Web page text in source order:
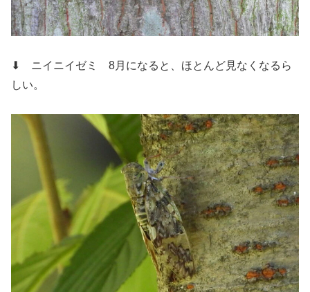
⬇ ニイニイゼミ 8月になると、ほとんど見なくなるら
しい。